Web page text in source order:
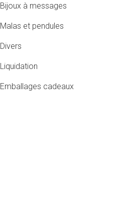
Bijoux à messages
Malas et pendules
Divers
Liquidation
Emballages cadeaux